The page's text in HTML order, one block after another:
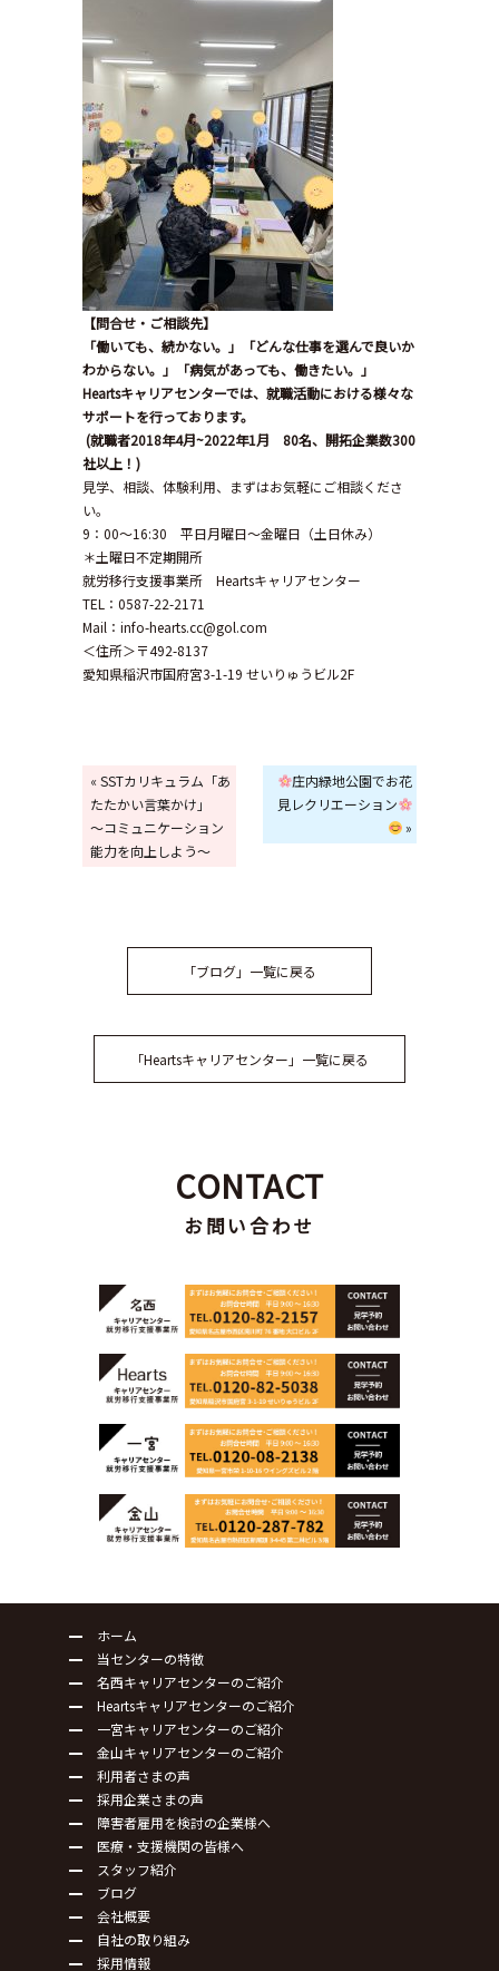
【問合せ・ご相談先】
「働いても、続かない。」「どんな仕事を選んで良いか
わからない。」「病気があっても、働きたい。」
Heartsキャリアセンターでは、就職活動における様々な
サポートを行っております。
(就職者2018年4月~2022年1月 80名、開拓企業数300
社以上！ )
見学、相談、体験利用、まずはお気軽にご相談くださ
い。
9：00～16:30 平日月曜日～金曜日（土日休み）
＊土曜日不定期開所
就労移行支援事業所 Heartsキャリアセンター
TEL：0587-22-2171
Mail：info-hearts.cc@gol.com
＜住所＞〒492-8137
愛知県稲沢市国府宮3-1-19 せいりゅうビル2F
« SSTカリキュラム「あ
たたかい言葉かけ」
～コミュニケーション
能力を向上しよう～
庄内緑地公園でお花
見レクリエーション
»
「ブログ」一覧に戻る
「Heartsキャリアセンター」一覧に戻る
CONTACT
お問い合わせ
ホーム
当センターの特徴
名西キャリアセンターのご紹介
Heartsキャリアセンターのご紹介
一宮キャリアセンターのご紹介
金山キャリアセンターのご紹介
利用者さまの声
採用企業さまの声
障害者雇用を検討の企業様へ
医療・支援機関の皆様へ
スタッフ紹介
ブログ
会社概要
自社の取り組み
採用情報